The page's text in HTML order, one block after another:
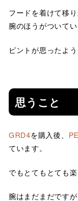
フードを着けて移
腕のほうがついてい
ピントが思ったよ
思うこと
GRD4を購入後、
ています。
でもとてもとても楽
腕はまだまだです